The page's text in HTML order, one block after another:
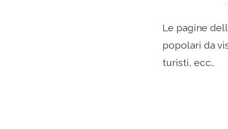
Le pagine
popolari da
turisti, ecc..